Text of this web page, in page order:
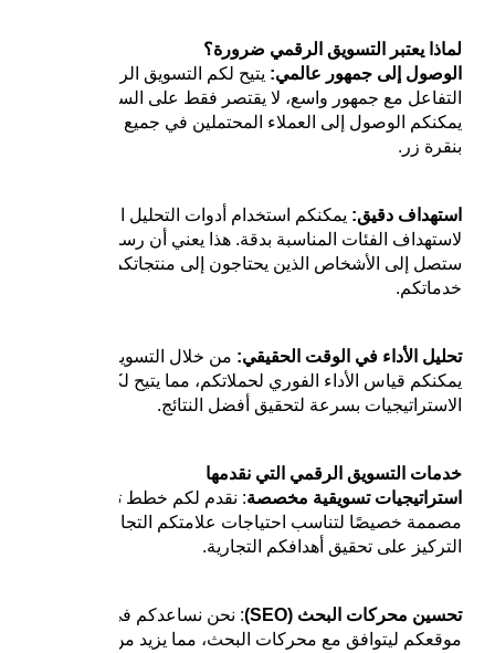
لماذا يعتبر التسويق الرقمي ضرورة؟
الوصول إلى جمهور عالمي: يتيح لكم التسويق الرقمي
التفاعل مع جمهور واسع، لا يقتصر فقط على السوق المحلي.
يمكنكم الوصول إلى العملاء المحتملين في جميع أنحاء العالم
بنقرة زر.
استهداف دقيق: يمكنكم استخدام أدوات التحليل المتقدمة
لاستهداف الفئات المناسبة بدقة. هذا يعني أن رسائلكم
ستصل إلى الأشخاص الذين يحتاجون إلى منتجاتكم أو
خدماتكم.
تحليل الأداء في الوقت الحقيقي: من خلال التسويق الرقمي،
يمكنكم قياس الأداء الفوري لحملاتكم، مما يتيح لكم تعديل
الاستراتيجيات بسرعة لتحقيق أفضل النتائج.
خدمات التسويق الرقمي التي نقدمها
استراتيجيات تسويقية مخصصة: نقدم لكم خطط تسويقية
مصممة خصيصًا لتناسب احتياجات علامتكم التجارية، مع
التركيز على تحقيق أهدافكم التجارية.
تحسين محركات البحث (SEO)
: نحن نساعدكم في تحسين
موقعكم ليتوافق مع محركات البحث، مما يزيد من احتمالية